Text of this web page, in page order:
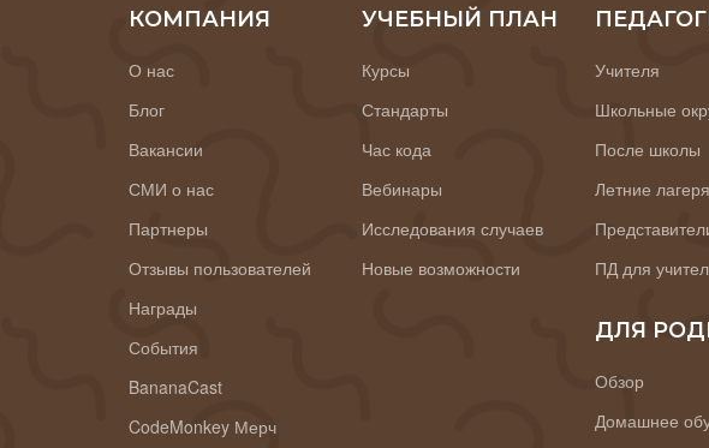
КОМПАНИЯ
О нас
Блог
Вакансии
СМИ о нас
Партнеры
Отзывы пользователей
Награды
События
BananaCast
CodeMonkey Мерч
УЧЕБНЫЙ ПЛАН
Курсы
Стандарты
Час кода
Вебинары
Исследования случаев
Новые возможности
Учителя
Школьные
После школы
Летние лагеря
ПД для
ДЛЯ
Обзор
Домашнее